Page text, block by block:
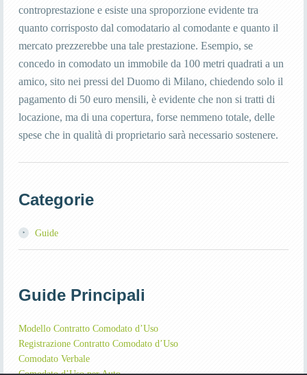
controprestazione e esiste una sproporzione evidente tra
quanto corrisposto dal comodatario al comodante e quanto il
mercato prezzerebbe una tale prestazione. Esempio, se
concedo in comodato un immobile da 100 metri quadrati a un
amico, sito nei pressi del Duomo di Milano, chiedendo solo il
pagamento di 50 euro mensili, è evidente che non si tratti di
locazione, ma di una copertura, forse nemmeno totale, delle
spese che in qualità di proprietario sarà necessario sostenere.
Categorie
Guide
Guide Principali
Modello Contratto Comodato d’Uso
Registrazione Contratto Comodato d’Uso
Comodato Verbale